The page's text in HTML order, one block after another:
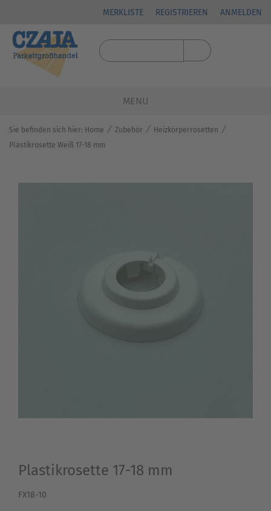
MERKLISTE REGISTRIEREN ANMELDEN
MENU
Sie befinden sich hier: Home ⁄ Zubehör ⁄ Heizkörperrosetten ⁄
Plastikrosette Weiß 17-18 mm
Plastikrosette 17-18 mm
FX18-10